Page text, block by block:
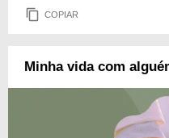
COPIAR
Minha vida com